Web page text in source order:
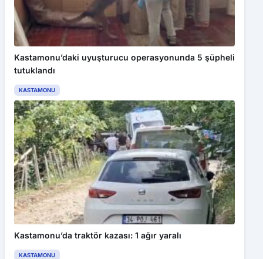
Kastamonu’daki uyuşturucu operasyonunda 5 şüpheli
tutuklandı
KASTAMONU
Kastamonu’da traktör kazası: 1 ağır yaralı
KASTAMONU